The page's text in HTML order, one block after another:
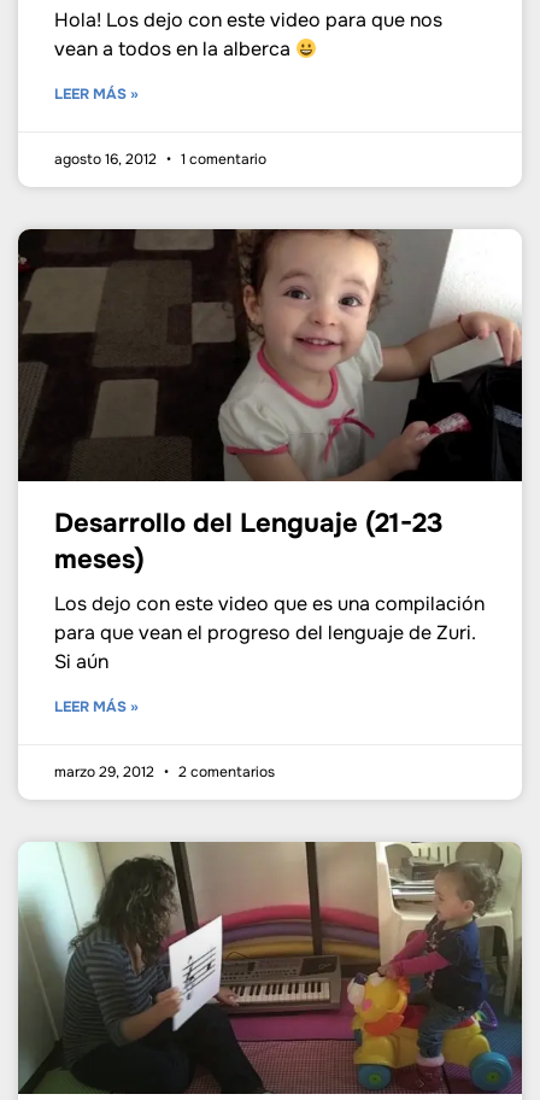
Hola! Los dejo con este video para que nos
vean a todos en la alberca
LEER MÁS »
agosto 16, 2012 1 comentario
Desarrollo del Lenguaje (21-23
meses)
Los dejo con este video que es una compilación
para que vean el progreso del lenguaje de Zuri.
Si aún
LEER MÁS »
marzo 29, 2012 2 comentarios